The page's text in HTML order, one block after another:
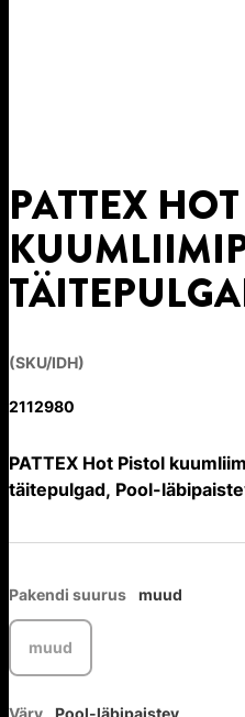
PATTEX
(SKU/IDH)
2112980
PATTEX Hot Pistol
täitepulgad, Pool-
Pakendi suurus muud
muud